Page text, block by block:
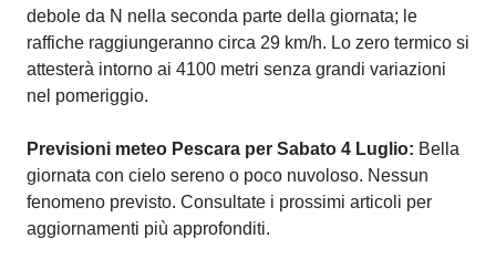
debole da N nella seconda parte della giornata; le
raffiche raggiungeranno circa 29 km/h. Lo zero termico si
attesterà intorno ai 4100 metri senza grandi variazioni
nel pomeriggio.
Previsioni meteo Pescara per Sabato 4 Luglio: Bella
giornata con cielo sereno o poco nuvoloso. Nessun
fenomeno previsto. Consultate i prossimi articoli per
aggiornamenti più approfonditi.